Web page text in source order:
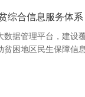
综合信息服务体系
据管理平台，建设
困地区民生保障信